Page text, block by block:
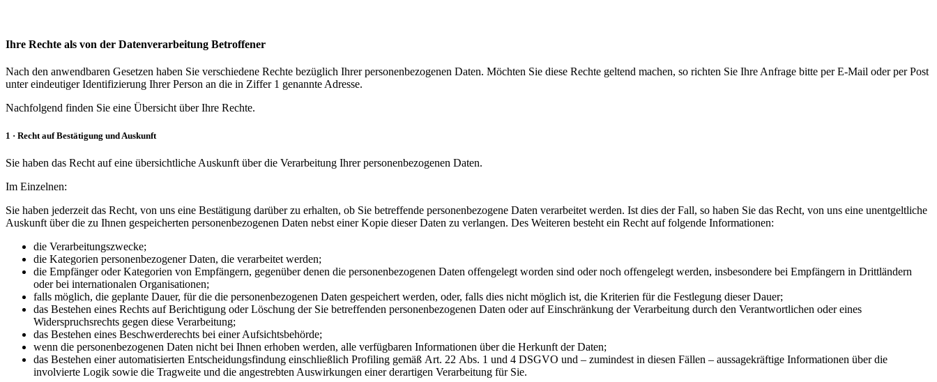
Ihre Rechte als von der Datenverarbeitung Betroffener
Nach den anwendbaren Gesetzen haben Sie verschiedene Rechte bezüglich Ihrer personenbezogenen Daten. Möchten Sie diese Rechte geltend machen, so richten Sie Ihre Anfrage bitte per E-Mail oder per Post
unter eindeutiger Identifizierung Ihrer Person an die in Ziffer 1 genannte Adresse.
Nachfolgend finden Sie eine Übersicht über Ihre Rechte.
1 · Recht auf Bestätigung und Auskunft
Sie haben das Recht auf eine übersichtliche Auskunft über die Verarbeitung Ihrer personenbezogenen Daten.
Im Einzelnen:
Sie haben jederzeit das Recht, von uns eine Bestätigung darüber zu erhalten, ob Sie betreffende personenbezogene Daten verarbeitet werden. Ist dies der Fall, so haben Sie das Recht, von uns eine unentgeltliche
Auskunft über die zu Ihnen gespeicherten personenbezogenen Daten nebst einer Kopie dieser Daten zu verlangen. Des Weiteren besteht ein Recht auf folgende Informationen:
die Verarbeitungszwecke;
die Kategorien personenbezogener Daten, die verarbeitet werden;
die Empfänger oder Kategorien von Empfängern, gegenüber denen die personenbezogenen Daten offengelegt worden sind oder noch offengelegt werden, insbesondere bei Empfängern in Drittländern
oder bei internationalen Organisationen;
falls möglich, die geplante Dauer, für die die personenbezogenen Daten gespeichert werden, oder, falls dies nicht möglich ist, die Kriterien für die Festlegung dieser Dauer;
das Bestehen eines Rechts auf Berichtigung oder Löschung der Sie betreffenden personenbezogenen Daten oder auf Einschränkung der Verarbeitung durch den Verantwortlichen oder eines
Widerspruchsrechts gegen diese Verarbeitung;
das Bestehen eines Beschwerderechts bei einer Aufsichtsbehörde;
wenn die personenbezogenen Daten nicht bei Ihnen erhoben werden, alle verfügbaren Informationen über die Herkunft der Daten;
das Bestehen einer automatisierten Entscheidungsfindung einschließlich Profiling gemäß Art. 22 Abs. 1 und 4 DSGVO und – zumindest in diesen Fällen – aussagekräftige Informationen über die
involvierte Logik sowie die Tragweite und die angestrebten Auswirkungen einer derartigen Verarbeitung für Sie.